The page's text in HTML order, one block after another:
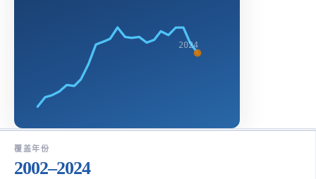
2024
覆盖年份
2002–2024